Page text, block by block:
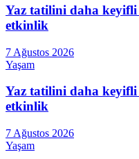
Yaz tatilini daha
etkinlik
7 Ağustos 2026
Yaşam
Yaz tatilini daha
etkinlik
7 Ağustos 2026
Yaşam